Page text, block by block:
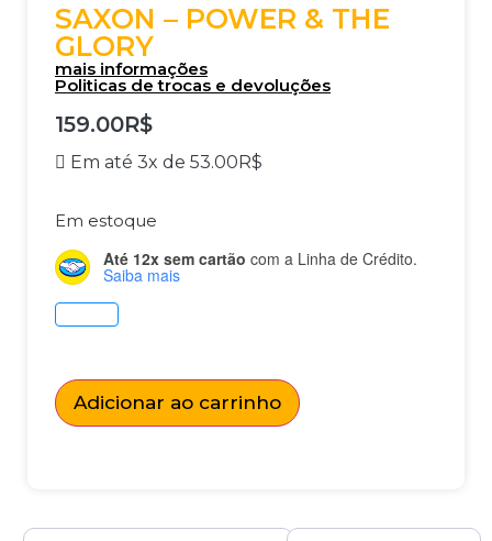
SAXON – POWER & THE
GLORY
mais informações
Politicas de trocas e devoluções
159.00R$
Em até 3x de 53.00R$
Em estoque
Até 12x sem cartão com a Linha de Crédito.
Saiba mais
Adicionar ao carrinho